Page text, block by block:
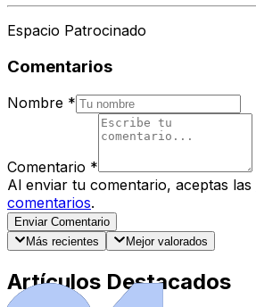
Espacio Patrocinado
Comentarios
Nombre *
Comentario *
Al enviar tu comentario, aceptas las
comentarios.
Enviar Comentario
Más recientes
Mejor valorados
Artículos Destacados